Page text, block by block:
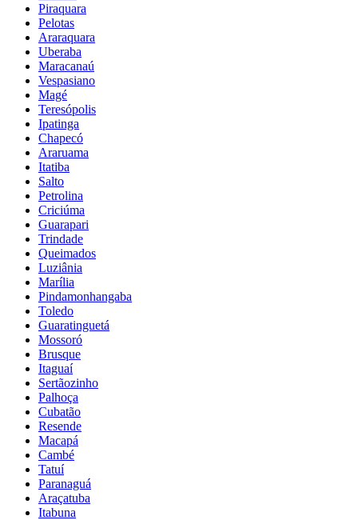
Piraquara
Pelotas
Araraquara
Uberaba
Maracanaú
Vespasiano
Magé
Teresópolis
Ipatinga
Chapecó
Araruama
Itatiba
Salto
Petrolina
Criciúma
Guarapari
Trindade
Queimados
Luziânia
Marília
Pindamonhangaba
Toledo
Guaratinguetá
Mossoró
Brusque
Itaguaí
Sertãozinho
Palhoça
Cubatão
Resende
Macapá
Cambé
Tatuí
Paranaguá
Araçatuba
Itabuna